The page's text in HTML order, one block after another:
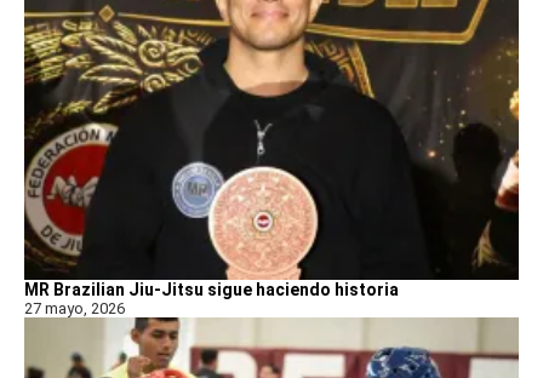
MR Brazilian Jiu-Jitsu sigue haciendo historia
27 mayo, 2026